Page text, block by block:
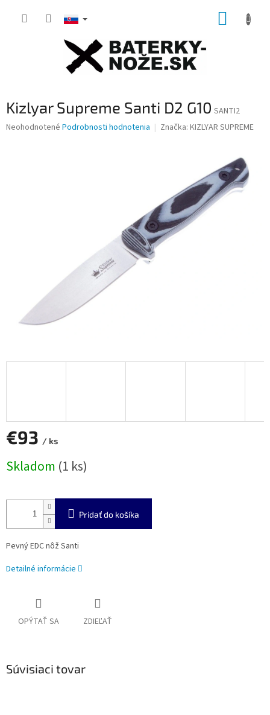
Kizlyar Supreme Santi D2 G10 SANTI2
Priemerné
Neohodnotené Podrobnosti hodnotenia Značka: KIZLYAR SUPREME
€93 / ks
cena:
Skladom (1 ks)
Pridať do košíka
Pevný EDC nôž Santi
Detailné informácie
OPÝTAŤ SA ZDIEĽAŤ
Súvisiaci tovar